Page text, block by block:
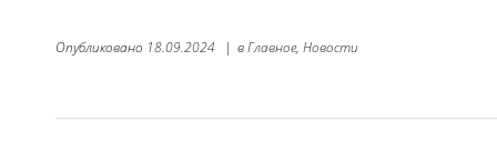
Опубликовано 18.09.2024 | вГлавное, Новости